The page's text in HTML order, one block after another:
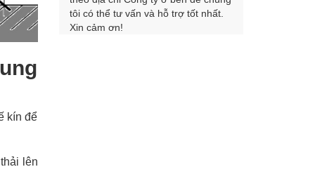
kín để
lên
tôi có thể tư vấn và hỗ trợ tốt nhất.
Xin cảm ơn!